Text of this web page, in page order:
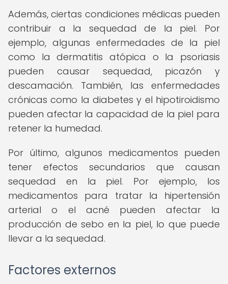
Además, ciertas condiciones médicas pueden
contribuir a la sequedad de la piel. Por
ejemplo, algunas enfermedades de la piel
como la dermatitis atópica o la psoriasis
pueden causar sequedad, picazón y
descamación. También, las enfermedades
crónicas como la diabetes y el hipotiroidismo
pueden afectar la capacidad de la piel para
retener la humedad.
Por último, algunos medicamentos pueden
tener efectos secundarios que causan
sequedad en la piel. Por ejemplo, los
medicamentos para tratar la hipertensión
arterial o el acné pueden afectar la
producción de sebo en la piel, lo que puede
llevar a la sequedad.
Factores externos